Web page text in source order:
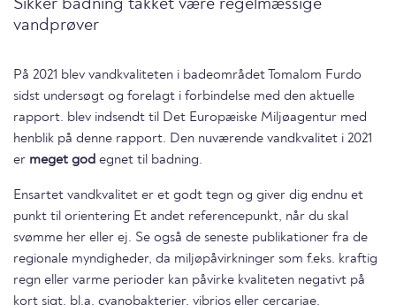
Sikker badning takket være regelmæssige
vandprøver
På 2021 blev vandkvaliteten i badeområdet Tomalom Furdo
sidst undersøgt og forelagt i forbindelse med den aktuelle
rapport. blev indsendt til Det Europæiske Miljøagentur med
henblik på denne rapport. Den nuværende vandkvalitet i 2021
er meget god egnet til badning.
Ensartet vandkvalitet er et godt tegn og giver dig endnu et
punkt til orientering Et andet referencepunkt, når du skal
svømme her eller ej. Se også de seneste publikationer fra de
regionale myndigheder, da miljøpåvirkninger som f.eks. kraftig
regn eller varme perioder kan påvirke kvaliteten negativt på
kort sigt. bl.a. cyanobakterier, vibrios eller cercariae.